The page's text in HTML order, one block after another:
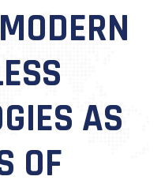
AS
OF